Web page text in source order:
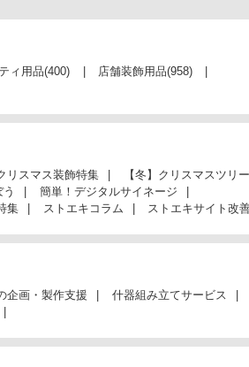
61-333-1-11
当日出荷
※日祝除く12時まで
(12). 銀
税抜 ￥170￥187
ィ用品(400) 店舗装飾用品(958)
リスマス装飾特集
【冬】クリスマスツリ
簡単！デジタルサイネージ
集 ストエキコラム ストエキサイト改
企画・製作支援
什器組み立てサービス